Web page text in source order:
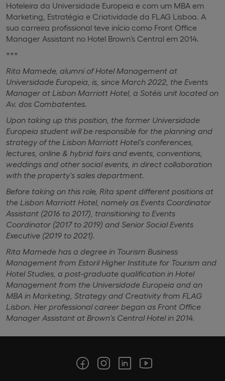
Hoteleira da Universidade Europeia e com um MBA em
Marketing, Estratégia e Criatividade da FLAG Lisboa. A
sua carreira profissional teve início como Front Office
Manager Assistant no Hotel Brown’s Central em 2014.
***
Rita Mamede, alumni of Hotel Management at
Universidade Europeia, is, since March 2022, the Events
Manager at Lisbon Marriott Hotel, a Sotéis unit located on
Av. dos Combatentes.
Upon taking up this position, the former Universidade
Europeia student will be responsible for the planning and
strategy of the Lisbon Marriott Hotel's conferences,
lectures, online & hybrid fairs and events, conventions,
weddings and other social events, in direct collaboration
with the property's sales department.
Before taking on this role, Rita spent different positions at
the Lisbon Marriott Hotel, namely as Events Coordinator
Assistant (2016 to 2017), transitioning to Events
Coordinator (2017 to 2019) and Senior Social Events
Executive (2019 to 2021).
Rita Mamede has a degree in Tourism Business
Management from Estoril Higher Institute for Tourism and
Hotel Studies, a post-graduate qualification in Hotel
Management from the Universidade Europeia and an
MBA in Marketing, Strategy and Creativity from FLAG
Lisbon. Her professional career began as Front Office
Manager Assistant at Brown's Central Hotel in 2014.